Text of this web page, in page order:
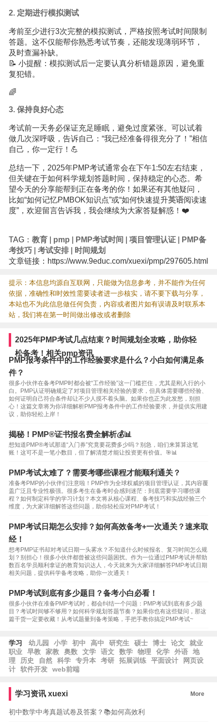
2. 定期进行模拟测试
考前至少进行3次完整的模拟测试，严格按照考试时间限制
答题。这不仅能帮你熟悉考试节奏，还能发现薄弱环节，
及时查漏补缺。
📝 小提醒：模拟测试后一定要认真分析错题原因，避免重
复犯错。
🌈
3. 保持良好心态
考试前一天务必保证充足睡眠，避免过度紧张。可以试着
做几次深呼吸，告诉自己：“我已经准备得很充分了！”相信
自己，你一定行！💪
总结一下，2025年PMP考试通常会在下午1:50左右结束，
但关键在于如何科学规划答题时间，保持稳定的心态。希
望今天的分享能帮到正在备考的你！如果还有其他疑问，
比如“如何记忆PMBOK知识点”或“如何快速提升英语阅读速
度”，欢迎留言告诉我，我会继续为大家答疑解惑！❤️
TAG： 教育| pmp PMP考试时间 项目管理认证|
PMP备
考技巧| 考试安排|
时间规划
文章链接：https://www.9educ.com/xuexi/pmp/297605.html
提示：本信息均源自互联网，只能做为信息参考，并不能作为任何
依据，准确性和时效性需要读者进一步核实，请不要下载与分享，
本站也不为此信息做任何负责，内容或者图片如有误请及时联系本
站，我们将在第一时间做出修改或者删除
2025年PMP考试几点结束？时间规划全攻略，助你轻
松备考！相关pmp资讯
PMP报考条件中的工作经验要求是什么？小白如何满足条
件？
很多小伙伴在备考PMP时都会被“工作经验”这一门槛拦住，尤其是刚入行的小
白。PMP认证明确规定了对项目管理相关经验的要求，但具体需要哪些经验、
如何证明自己符合条件却让不少人摸不着头脑。如果你也正为此发愁，别担
心！这篇文章将为你详细解析PMP报考条件中的工作经验要求，并提供实用建
议，助你轻松上岸！
揭秘！PMP®证书报名费全解析💰📊
想知道PMP®考试那道“入门券”究竟要花费多少吗？别急，咱们来算算这笔
账！这可不是一笔小数目，但了解清楚才能让投资更有价值。🎯📊
PMP考试太难了？需要考哪些课程才能顺利通关？
准备考PMP的小伙伴们注意啦！PMP作为全球权威的项目管理认证，其内容覆
盖广泛且专业性极强。很多考生在备考时会感到迷茫：到底需要学习哪些课
程？如何制定科学的学习计划？本文将从核心课程、备考技巧和实战经验三个
维度，为大家详细解答这些问题，助你轻松应对PMP考试！
PMP考试日期怎么安排？如何高效备考+一次通关？速来取
经！
想考PMP证书却对考试日期一头雾水？不知道什么时候报名、复习时间怎么规
划？别担心！很多小伙伴都曾被这些问题困扰。作为一位通过PMP考试并帮助
数百名学员顺利拿证的教育知识达人，今天就来为大家详细解答PMP考试日期
相关问题，提供科学备考攻略，助你一次通关！
PMP考试到底有多少题目？备考小白必看！
很多小伙伴在准备PMP考试时，都会纠结一个问题：PMP考试到底有多少题
目？考试时间够不够用？如何科学规划答题节奏？如果你也有这些疑问，那这
篇干货一定要收藏！从考试题量到备考策略，手把手教你搞定PMP考试~
学习 幼儿园 小学 初中 高中 研究生 硕士 博士 论文
就业
职业
早教 家教 奥数 文学 语文 数学 物理 化学 外语
地
理
历史 自然 科学 专升本 考研 拓展训练 平面设计
网页设
计
软件开发 web前端
学习资讯 xuexi More
初中数学中考真题试卷及答案？📚如何高效利